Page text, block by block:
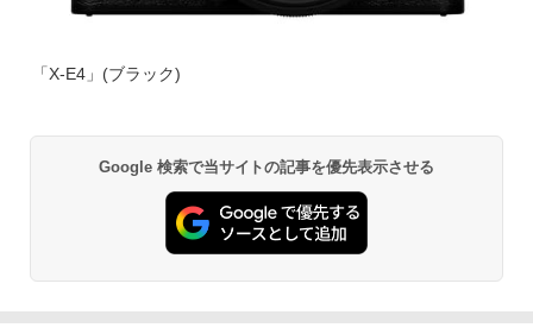
「X-E4」(ブラック)
Google 検索で当サイトの記事を優先表示させる